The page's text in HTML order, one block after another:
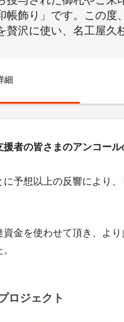
帳飾り」です。この
贅沢に使い、名工屋久
細
援者の皆さまのアンコール
に予想以上の反響により
資金を使わせて頂き、よ
ロジェクト